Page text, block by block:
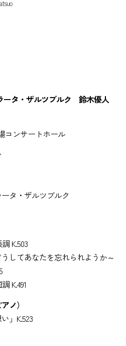
ータ・ザルツブルク 鈴木優人
コンサートホール
タ・ザルツブルク
K.503
してあなたを忘れられようか～
K.491
ノ）
」K.523